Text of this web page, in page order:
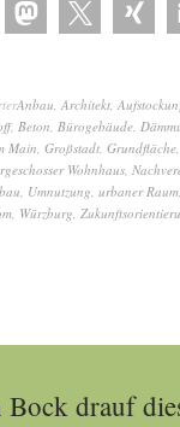
Anbau, Architekt,
, Beton, Bürogebäude,
Main, Großstadt, Grundfläche,
Wohnhaus,
, Umnutzung, urbaner Raum,
, Würzburg,
Bock drauf